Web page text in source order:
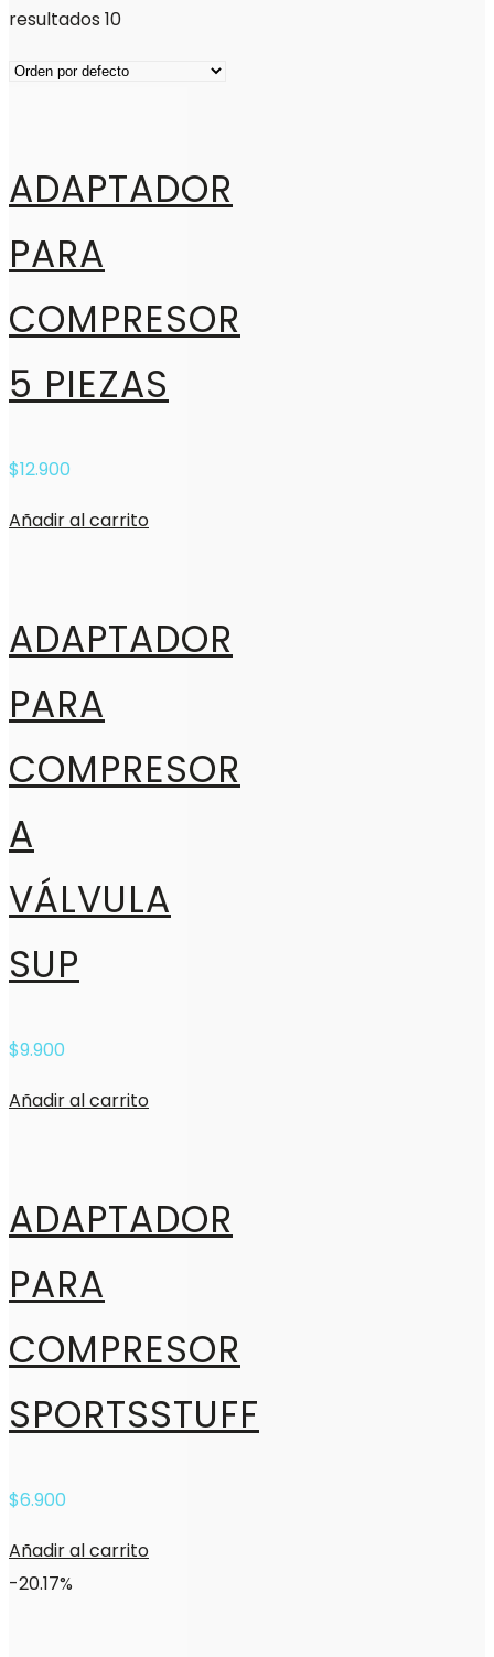
resultados 10
ADAPTADOR
PARA
COMPRESOR
5 PIEZAS
$12.900
Añadir al carrito
ADAPTADOR
PARA
COMPRESOR
A
VÁLVULA
SUP
$9.900
Añadir al carrito
ADAPTADOR
PARA
COMPRESOR
SPORTSSTUFF
$6.900
Añadir al carrito
-20.17%